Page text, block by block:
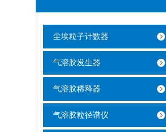
尘埃粒子计数器
气溶胶发生器
气溶胶稀释器
气溶胶粒径谱仪